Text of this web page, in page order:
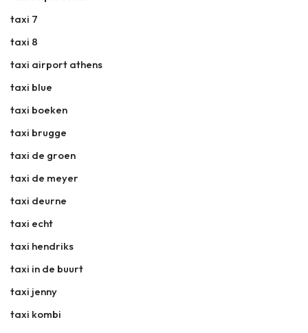
taxi 7
taxi 8
taxi airport athens
taxi blue
taxi boeken
taxi brugge
taxi de groen
taxi de meyer
taxi deurne
taxi echt
taxi hendriks
taxi in de buurt
taxi jenny
taxi kombi